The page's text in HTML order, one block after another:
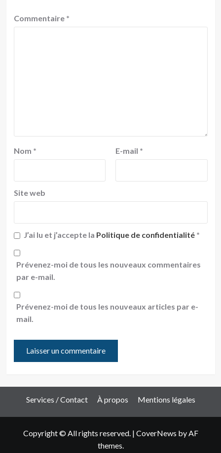
Commentaire *
Nom * E-mail *
Site web
J’ai lu et j’accepte la Politique de confidentialité *
Prévenez-moi de tous les nouveaux commentaires
par e-mail.
Prévenez-moi de tous les nouveaux articles par e-
mail.
Services / Contact À propos Mentions légales
Copyright © All rights reserved. | CoverNews by AF
themes.